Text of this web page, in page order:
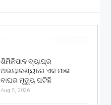
ଶିମିଳିପାଳ ବ୍ୟାଘ୍ର
ଅଭୟାରଣ୍ୟରେ ଏକ ମାଈ
ବାଘର ମୃତ୍ୟୁ ଘଟିଛି
Aug 8, 2026